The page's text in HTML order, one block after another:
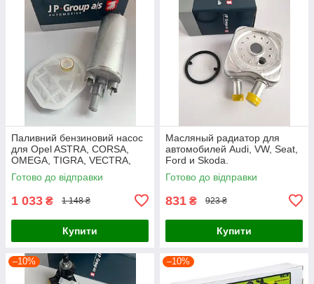
Паливний бензиновий насос
для Opel ASTRA, CORSA,
OMEGA, TIGRA, VECTRA,
ZAFIRA
Готово до відправки
1 033 ₴ 1 148 ₴
Купити
Масляный радиатор для
автомобилей Audi, VW, Seat,
Ford и Skoda.
Готово до відправки
831 ₴ 923 ₴
Купити
–10% –10%